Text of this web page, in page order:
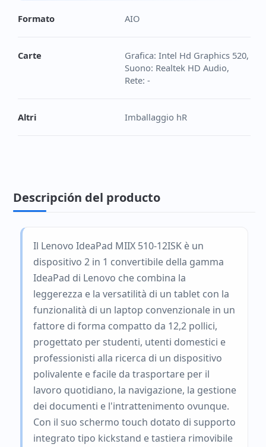
Formato AIO
Carte
Grafica: Intel Hd Graphics 520,
Suono: Realtek HD Audio,
Rete: -
Altri Imballaggio hR
Descripción del producto
Il Lenovo IdeaPad MIIX 510-12ISK è un
dispositivo 2 in 1 convertibile della gamma
IdeaPad di Lenovo che combina la
leggerezza e la versatilità di un tablet con la
funzionalità di un laptop convenzionale in un
fattore di forma compatto da 12,2 pollici,
progettato per studenti, utenti domestici e
professionisti alla ricerca di un dispositivo
polivalente e facile da trasportare per il
lavoro quotidiano, la navigazione, la gestione
dei documenti e l'intrattenimento ovunque.
Con il suo schermo touch dotato di supporto
integrato tipo kickstand e tastiera rimovibile